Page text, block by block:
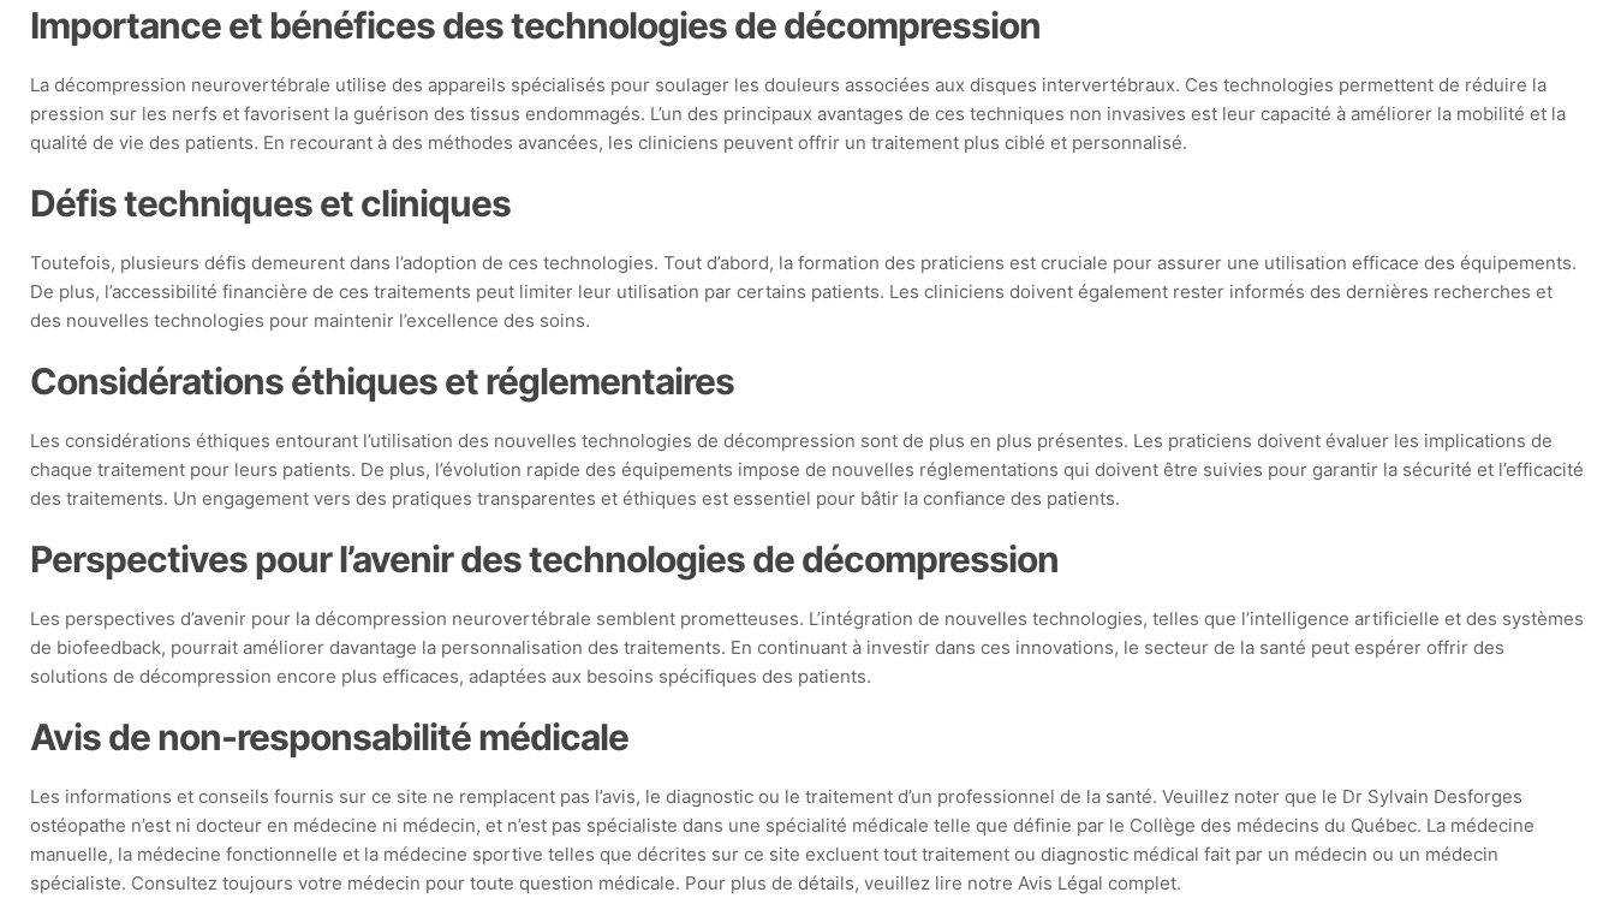
Importance et bénéfices des technologies de décompression
La décompression neurovertébrale utilise des appareils spécialisés pour soulager les douleurs associées aux disques intervertébraux. Ces technologies permettent de réduire la
pression sur les nerfs et favorisent la guérison des tissus endommagés. L’un des principaux avantages de ces techniques non invasives est leur capacité à améliorer la mobilité et la
qualité de vie des patients. En recourant à des méthodes avancées, les cliniciens peuvent offrir un traitement plus ciblé et personnalisé.
Défis techniques et cliniques
Toutefois, plusieurs défis demeurent dans l’adoption de ces technologies. Tout d’abord, la formation des praticiens est cruciale pour assurer une utilisation efficace des équipements.
De plus, l’accessibilité financière de ces traitements peut limiter leur utilisation par certains patients. Les cliniciens doivent également rester informés des dernières recherches et
des nouvelles technologies pour maintenir l’excellence des soins.
Considérations éthiques et réglementaires
Les considérations éthiques entourant l’utilisation des nouvelles technologies de décompression sont de plus en plus présentes. Les praticiens doivent évaluer les implications de
chaque traitement pour leurs patients. De plus, l’évolution rapide des équipements impose de nouvelles réglementations qui doivent être suivies pour garantir la sécurité et l’efficacité
des traitements. Un engagement vers des pratiques transparentes et éthiques est essentiel pour bâtir la confiance des patients.
Perspectives pour l’avenir des technologies de décompression
Les perspectives d’avenir pour la décompression neurovertébrale semblent prometteuses. L’intégration de nouvelles technologies, telles que l’intelligence artificielle et des systèmes
de biofeedback, pourrait améliorer davantage la personnalisation des traitements. En continuant à investir dans ces innovations, le secteur de la santé peut espérer offrir des
solutions de décompression encore plus efficaces, adaptées aux besoins spécifiques des patients.
Avis de non-responsabilité médicale
Les informations et conseils fournis sur ce site ne remplacent pas l’avis, le diagnostic ou le traitement d’un professionnel de la santé. Veuillez noter que le Dr Sylvain Desforges
ostéopathe n’est ni docteur en médecine ni médecin, et n’est pas spécialiste dans une spécialité médicale telle que définie par le Collège des médecins du Québec. La médecine
manuelle, la médecine fonctionnelle et la médecine sportive telles que décrites sur ce site excluent tout traitement ou diagnostic médical fait par un médecin ou un médecin
spécialiste. Consultez toujours votre médecin pour toute question médicale. Pour plus de détails, veuillez lire notre Avis Légal complet.